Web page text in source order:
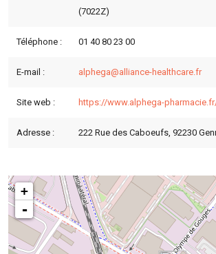
(7022Z)
Téléphone : 01 40 80 23 00
E-mail : alphega@alliance-healthcare.fr
Site web : https://www.alphega-
Adresse : 222 Rue des Caboeufs, 92230
+
-